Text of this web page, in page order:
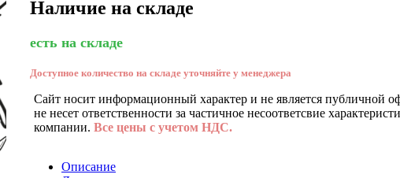
Наличие на складе
есть на складе
Доступное количество на складе уточняйте у менеджера
Сайт носит информационный характер и не является публичной
не несет ответственности за частичное несоответсвие
компании. Все цены с учетом НДС.
Описание